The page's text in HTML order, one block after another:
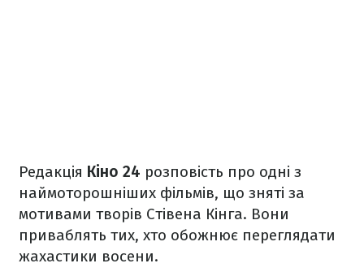
Редакція Кіно 24 розповість про одні з
наймоторошніших фільмів, що зняті за
мотивами творів Стівена Кінга. Вони
приваблять тих, хто обожнює переглядати
жахастики восени.